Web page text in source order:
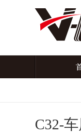
C32-